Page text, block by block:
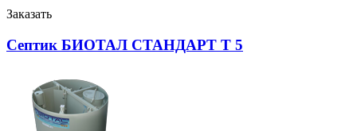
Заказать
Септик БИОТАЛ СТАНДАРТ Т 5